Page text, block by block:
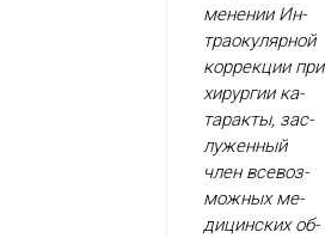
мене­нии Ин­
тра­оку­ляр­ной
кор­рекции при
хи­рур­гии ка­
тарак­ты, зас­
лу­жен­ный
член все­воз­
можных ме­
дицин­ских об­